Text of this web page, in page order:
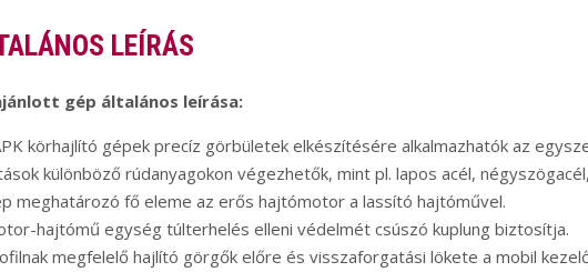
LEÍRÁS
gép általános leírása:
körhajlító gépek precíz görbületek elkészítésére alkalmazhatók az
különböző rúdanyagokon végezhetők, mint pl. lapos acél,
meghatározó fő eleme az erős hajtómotor a lassító hajtóművel.
hajtómű egység túlterhelés elleni védelmét csúszó kuplung biztosítja.
megfelelő hajlító görgők előre és visszaforgatási lökete a mobil